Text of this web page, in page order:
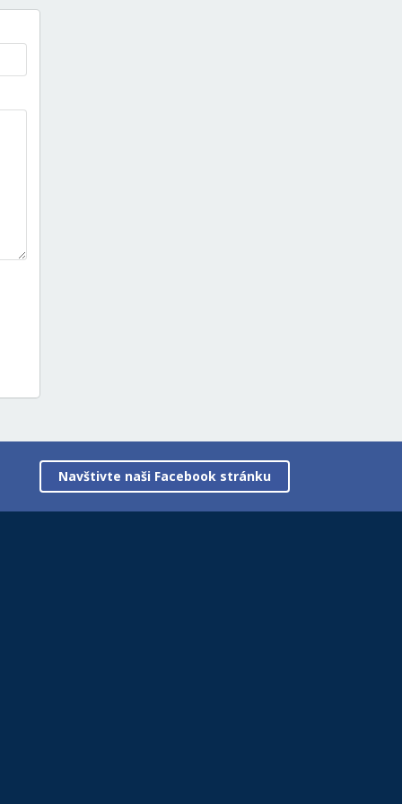
Navštivte naši Facebook stránku